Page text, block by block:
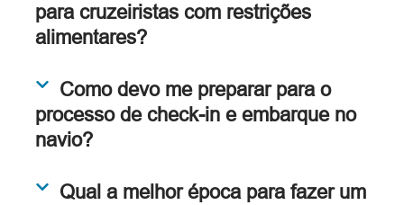
para cruzeiristas com restrições
alimentares?
Como devo me preparar para o
processo de check-in e embarque no
navio?
Qual a melhor época para fazer um